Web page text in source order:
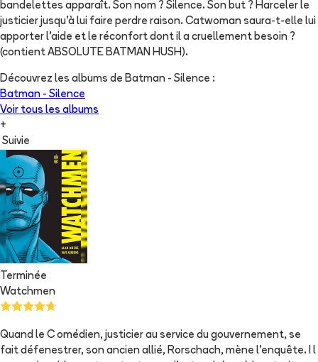
bandelettes apparaît. Son nom ? Silence. Son but ? Harceler le
justicier jusqu'à lui faire perdre raison. Catwoman saura-t-elle lui
apporter l'aide et le réconfort dont il a cruellement besoin ?
(contient ABSOLUTE BATMAN HUSH).
Découvrez les albums de Batman - Silence :
Batman - Silence
Voir tous les albums
+
Suivie
Terminée
Watchmen
Quand le C omédien, justicier au service du gouvernement, se
fait défenestrer, son ancien allié, Rorschach, mène l'enquête. I l